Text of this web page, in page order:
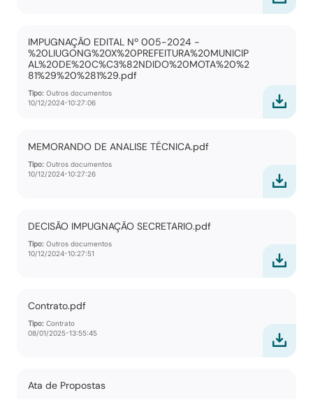
IMPUGNAÇÃO EDITAL Nº 005-2024 -
%20LIUGONG%20X%20PREFEITURA%20MUNICIP
AL%20DE%20C%C3%82NDIDO%20MOTA%20%2
81%29%20%281%29.pdf
Tipo: Outros documentos
10/12/2024-10:27:06
MEMORANDO DE ANALISE TÉCNICA.pdf
Tipo: Outros documentos
10/12/2024-10:27:26
DECISÃO IMPUGNAÇÃO SECRETARIO.pdf
Tipo: Outros documentos
10/12/2024-10:27:51
Contrato.pdf
Tipo: Contrato
08/01/2025-13:55:45
Ata de Propostas